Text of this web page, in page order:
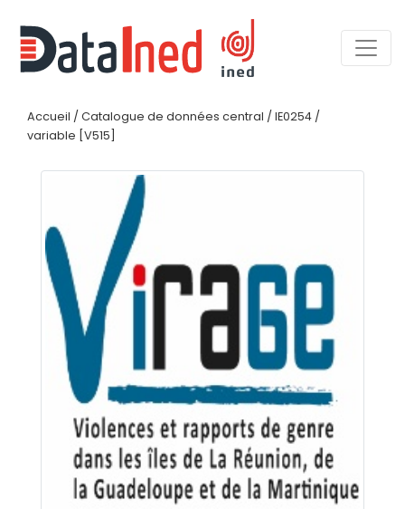
Accueil / Catalogue de données central / IE0254 /
variable [V515]